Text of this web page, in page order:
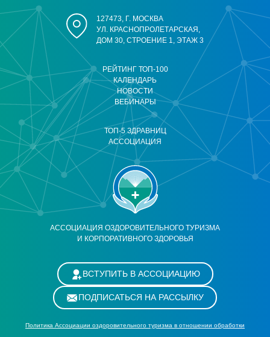
АССОЦИАЦИЯ ОЗДОРОВИТЕЛЬНОГО ТУРИЗМА
И КОРПОРАТИВНОГО ЗДОРОВЬЯ
РЕЙТИНГ ТОП-100
КАЛЕНДАРЬ
НОВОСТИ
ВЕБИНАРЫ
ТОП-5 ЗДРАВНИЦ
АССОЦИАЦИЯ
127473, Г. МОСКВА
УЛ. КРАСНОПРОЛЕТАРСКАЯ,
ДОМ 30, СТРОЕНИЕ 1, ЭТАЖ 3
ВСТУПИТЬ В АССОЦИАЦИЮ
ПОДПИСАТЬСЯ НА РАССЫЛКУ
Политика Ассоциации оздоровительного туризма в отношении обработки